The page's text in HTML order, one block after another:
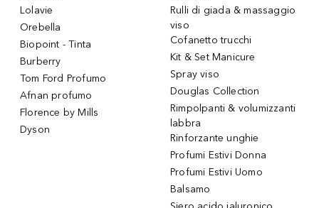
Lolavie
Orebella
Biopoint - Tinta
Burberry
Tom Ford Profumo
Afnan profumo
Florence by Mills
Dyson
Rulli di giada & massaggio
viso
Cofanetto trucchi
Kit & Set Manicure
Spray viso
Douglas Collection
Rimpolpanti & volumizzanti
labbra
Rinforzante unghie
Profumi Estivi Donna
Profumi Estivi Uomo
Balsamo